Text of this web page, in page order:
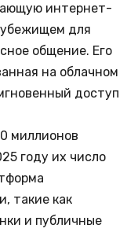
интернет-
убежищем для
общение. Его
на облачном
доступ
миллионов
году их число
такие как
и публичные